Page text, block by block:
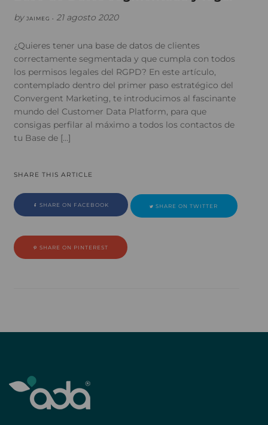
by JAIMEG • 21 agosto 2020
¿Quieres tener una base de datos de clientes
correctamente segmentada y que cumpla con todos
los permisos legales del RGPD? En este artículo,
contemplado dentro del primer paso estratégico del
Convergent Marketing, te introducimos al fascinante
mundo del Customer Data Platform, para que
consigas perfilar al máximo a todos los contactos de
tu Base de […]
SHARE THIS ARTICLE
SHARE ON FACEBOOK SHARE ON TWITTER
SHARE ON PINTEREST